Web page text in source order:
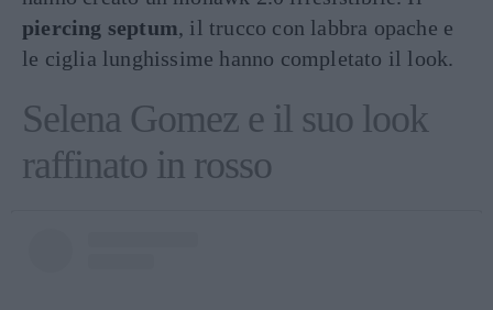
piercing septum, il trucco con labbra opache e
le ciglia lunghissime hanno completato il look.
Selena Gomez e il suo look
raffinato in rosso